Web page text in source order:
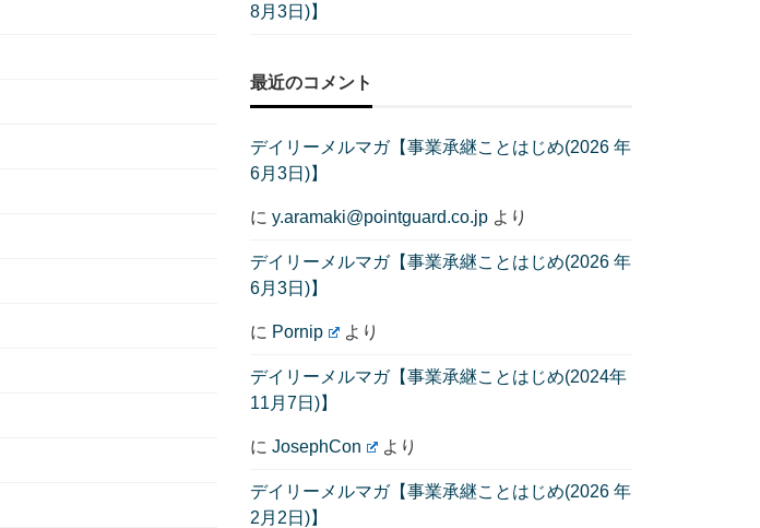
8月3日)】
最近のコメント
デイリーメルマガ【事業承継ことはじめ(2026 年
6月3日)】
に y.aramaki@pointguard.co.jp より
デイリーメルマガ【事業承継ことはじめ(2026 年
6月3日)】
に Pornip より
デイリーメルマガ【事業承継ことはじめ(2024年
11月7日)】
に JosephCon より
デイリーメルマガ【事業承継ことはじめ(2026 年
2月2日)】